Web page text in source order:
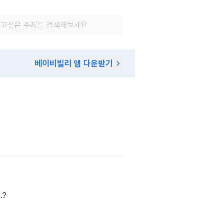
베이비빌리 앱 다운받기